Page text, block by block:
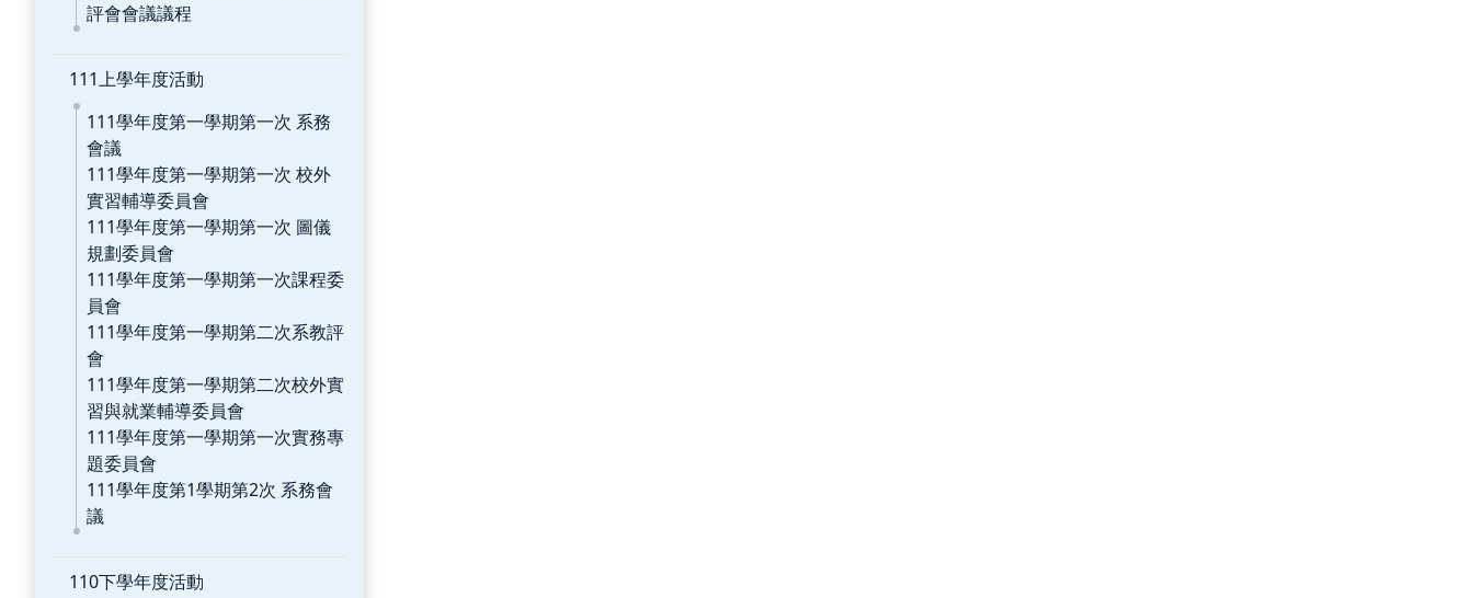
評會會議議程
111上學年度活動
111學年度第一學期第一次 系務
會議
111學年度第一學期第一次 校外
實習輔導委員會
111學年度第一學期第一次 圖儀
規劃委員會
111學年度第一學期第一次課程委
員會
111學年度第一學期第二次系教評
會
111學年度第一學期第二次校外實
習與就業輔導委員會
111學年度第一學期第一次實務專
題委員會
111學年度第1學期第2次 系務會
議
110下學年度活動